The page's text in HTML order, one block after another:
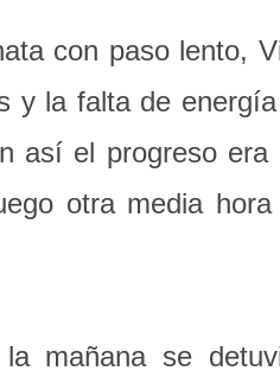
con paso lento,
y la falta de
así el progreso
otra media
mañana se